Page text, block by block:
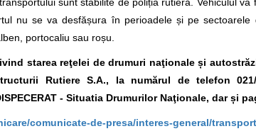
nu se va desfășura în perioadele și pe
portocaliu sau roșu.
starea reţelei de drumuri naţionale și
Rutiere S.A., la numărul de telefon
- Situatia Drumurilor Naţionale, dar și
comunicate-de-presa/interes-general/